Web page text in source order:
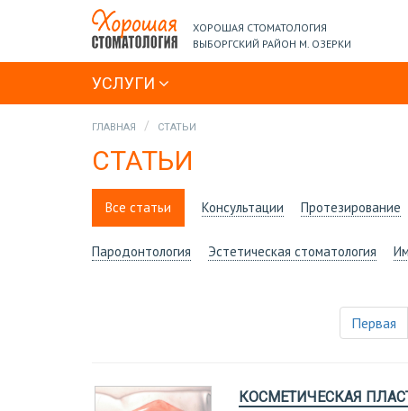
ХОРОШАЯ СТОМАТОЛОГИЯ
ВЫБОРГСКИЙ РАЙОН М. ОЗЕРКИ
УСЛУГИ
ГЛАВНАЯ СТАТЬИ
СТАТЬИ
Все статьи Консультации Протезирование
Пародонтология Эстетическая стоматология
Первая
КОСМЕТИЧЕСКАЯ